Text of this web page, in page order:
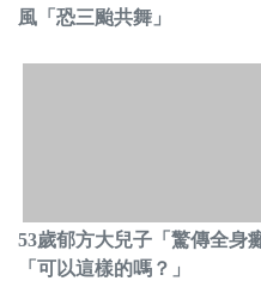
風「恐三颱共舞」
53歲郁方大兒子「驚傳全身
「可以這樣的嗎？」